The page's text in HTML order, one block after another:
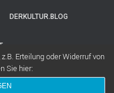
DERKULTUR.BLOG
ThemeIsle
Erteilung oder Widerruf von
Sie hier: